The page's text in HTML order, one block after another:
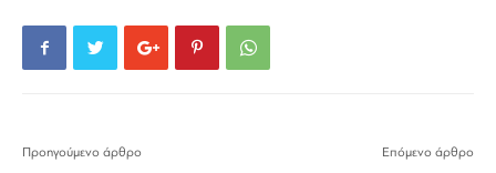
Προηγούμενο άρθρο Επόμενο άρθρο